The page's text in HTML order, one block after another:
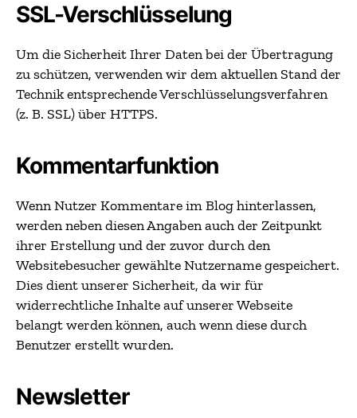
SSL-Verschlüsselung
Um die Sicherheit Ihrer Daten bei der Übertragung
zu schützen, verwenden wir dem aktuellen Stand der
Technik entsprechende Verschlüsselungsverfahren
(z. B. SSL) über HTTPS.
Kommentarfunktion
Wenn Nutzer Kommentare im Blog hinterlassen,
werden neben diesen Angaben auch der Zeitpunkt
ihrer Erstellung und der zuvor durch den
Websitebesucher gewählte Nutzername gespeichert.
Dies dient unserer Sicherheit, da wir für
widerrechtliche Inhalte auf unserer Webseite
belangt werden können, auch wenn diese durch
Benutzer erstellt wurden.
Newsletter